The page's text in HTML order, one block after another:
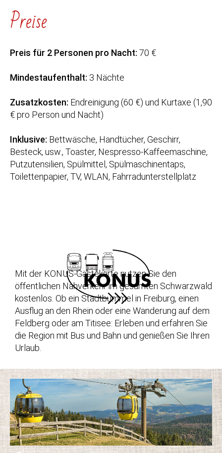
Preise
Preis für 2 Personen pro Nacht: 70 €
Mindestaufenthalt: 3 Nächte
Zusatzkosten: Endreinigung (60 €) und Kurtaxe (1,90
€ pro Person und Nacht)
Inklusive: Bettwäsche, Handtücher, Geschirr,
Besteck, usw., Toaster, Nespresso-Kaffeemaschine,
Putzutensilien, Spülmittel, Spülmaschinentaps,
Toilettenpapier, TV, WLAN, Fahrradunterstellplatz
Mit der KONUS-Gästekarte nutzen Sie den
öffentlichen Nahverkehr im gesamten Schwarzwald
kostenlos. Ob ein Stadtbummel in Freiburg, einen
Ausflug an den Rhein oder eine Wanderung auf dem
Feldberg oder am Titisee: Erleben und erfahren Sie
die Region mit Bus und Bahn und genießen Sie Ihren
Urlaub.